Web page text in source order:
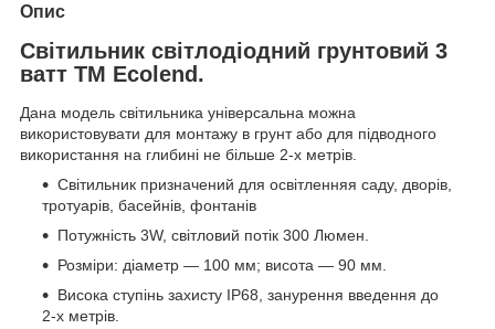
Опис
Світильник світлодіодний грунтовий 3
ватт ТМ Ecolend.
Дана модель світильника універсальна можна
використовувати для монтажу в грунт або для підводного
використання на глибині не більше 2-х метрів.
Світильник призначений для освітленняя саду, дворів,
тротуарів, басейнів, фонтанів
Потужність 3W, світловий потік 300 Люмен.
Розміри: діаметр ― 100 мм; висота ― 90 мм.
Висока ступінь захисту IP68, занурення введення до
2-х метрів.